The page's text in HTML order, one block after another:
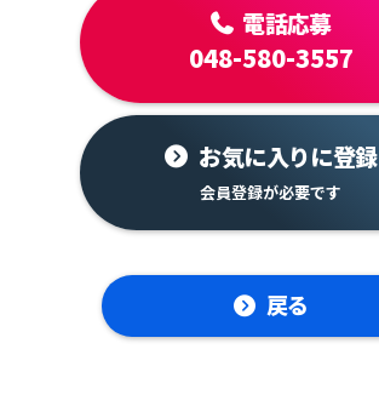
電話応募
048-580-3557
お気に入りに登録
戻る